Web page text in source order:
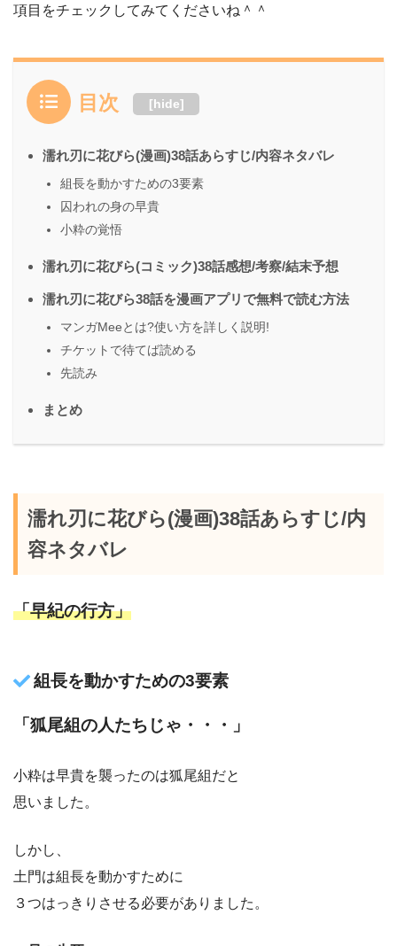
項目をチェックしてみてくださいね＾＾
目次 [hide]
濡れ刃に花びら(漫画)38話あらすじ/内容ネタバレ
組長を動かすための3要素
囚われの身の早貴
小粋の覚悟
濡れ刃に花びら(コミック)38話感想/考察/結末予想
濡れ刃に花びら38話を漫画アプリで無料で読む方法
マンガMeeとは?使い方を詳しく説明!
チケットで待てば読める
先読み
まとめ
濡れ刃に花びら(漫画)38話あらすじ/内
容ネタバレ
「早紀の行方」
組長を動かすための3要素
「狐尾組の人たちじゃ・・・」
小粋は早貴を襲ったのは狐尾組だと
思いました。
しかし、
土門は組長を動かすために
３つはっきりさせる必要がありました。